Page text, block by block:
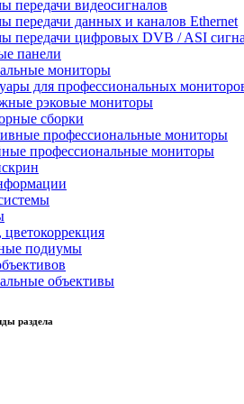
передачи видеосигналов
передачи данных и каналов Ethernet
передачи цифровых DVB / ASI
панели
мониторы
для профессиональных
рэковые мониторы
сборки
профессиональные мониторы
профессиональные мониторы
подиумы
объективы
раздела